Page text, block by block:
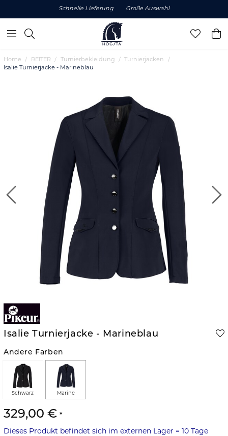
Schnelle Lieferung Große Auswahl
Home REITER Turnierbekleidung
Turnierjacken
Isalie Turnierjacke - Marineblau
Isalie Turnierjacke - Marineblau
Andere Farben
Schwarz Marine
329,00 €
Dieses Produkt befindet sich im externen Lager = 10 Tage